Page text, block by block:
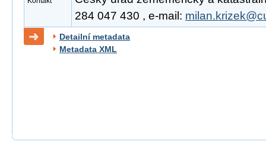
284 047 430 , e-mail:
Detailní metadata
Metadata XML